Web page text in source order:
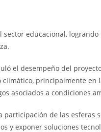
sector educacional,
el desempeño del
principalmente en
asociados a condiciones
participación de las
y exponer soluciones